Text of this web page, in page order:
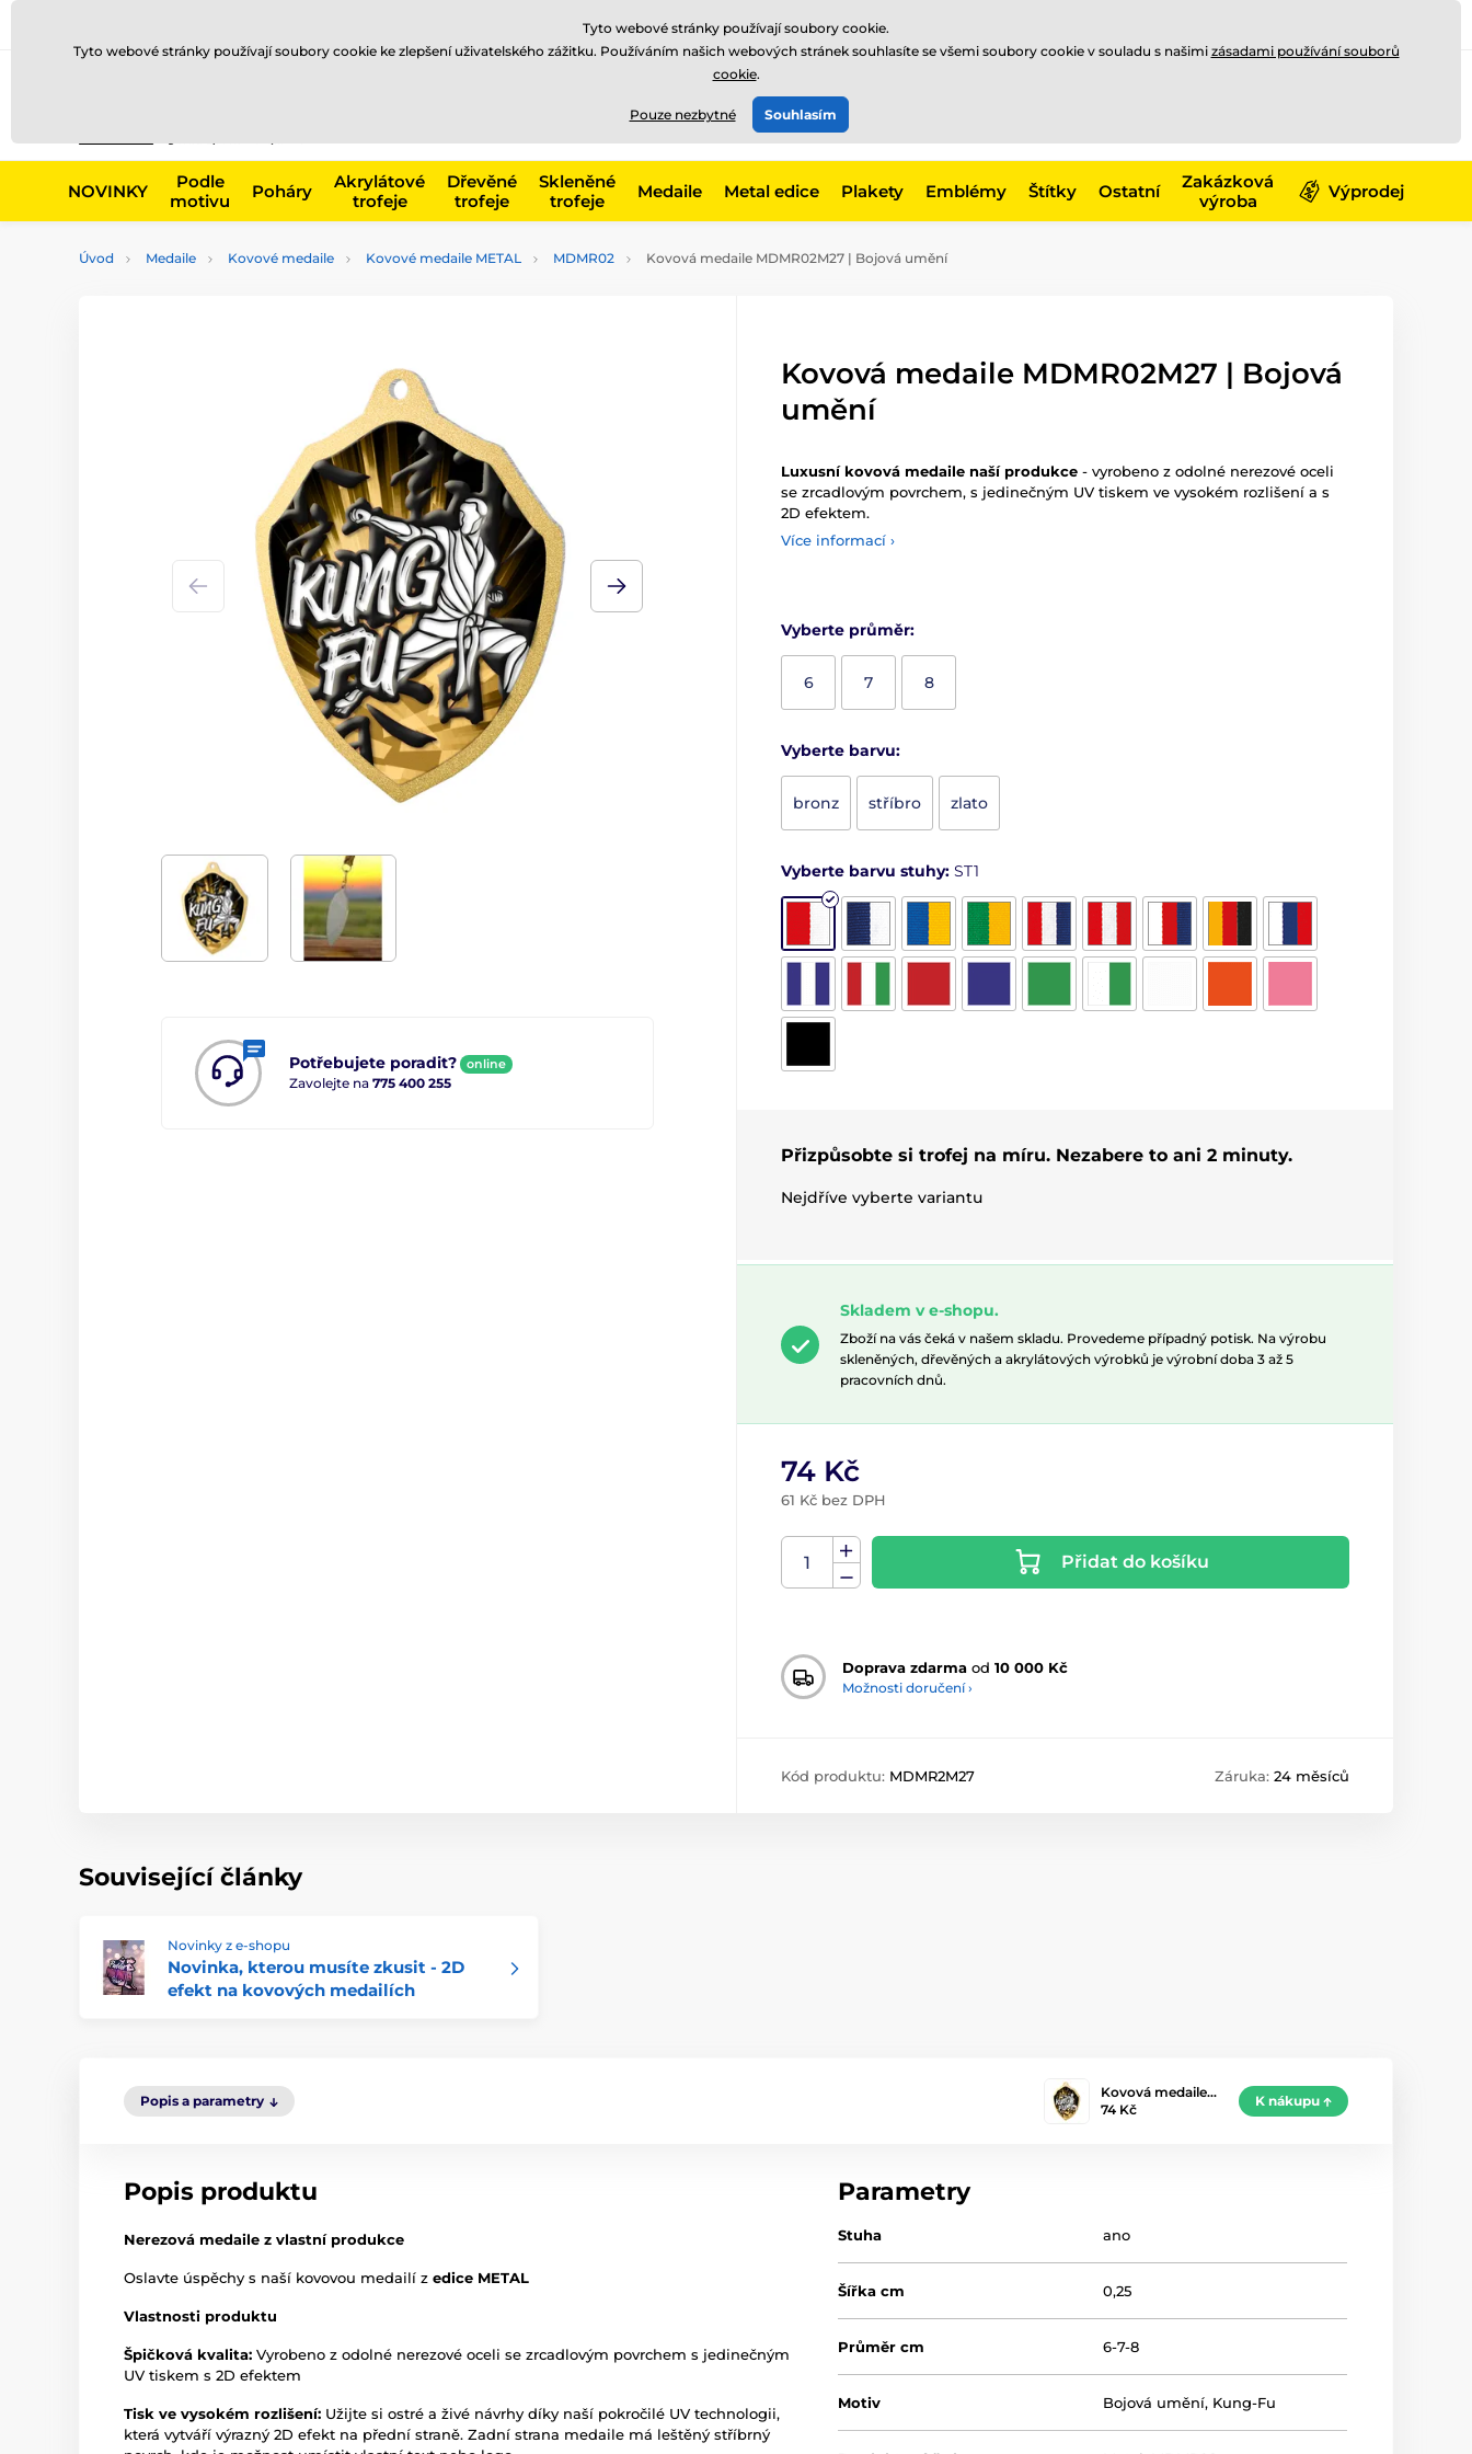
775 400 255
Zavolejte nám
NOVINKY
Podle
motivu
Poháry
Akrylátové
trofeje
Dřevěné
trofeje
Skleněné
trofeje
Medaile Metal edice Plakety Emblémy Štítky Ostatní
Zakázková
výroba
Výprodej
Úvod Medaile Kovové medaile Kovové medaile METAL MDMR02 Kovová medaile MDMR02M27 | Bojová umění
Potřebujete poradit? online
Zavolejte na 775 400 255
Kovová medaile MDMR02M27 | Bojová
umění
Luxusní kovová medaile naší produkce - vyrobeno z odolné nerezové oceli
se zrcadlovým povrchem, s jedinečným UV tiskem ve vysokém rozlišení a s
2D efektem.
Více informací ›
Vyberte průměr:
6 7 8
Vyberte barvu:
bronz stříbro zlato
Vyberte barvu stuhy: ST1
Přizpůsobte si trofej na míru. Nezabere to ani 2 minuty.
Nejdříve vyberte variantu
Skladem v e-shopu.
Zboží na vás čeká v našem skladu. Provedeme případný potisk. Na výrobu
skleněných, dřevěných a akrylátových výrobků je výrobní doba 3 až 5
pracovních dnů.
74 Kč
61 Kč bez DPH
Přidat do košíku
Doprava zdarma od 10 000 Kč
Možnosti doručení ›
Kód produktu: MDMR2M27 Záruka: 24 měsíců
Související články
Novinky z e-shopu
Novinka, kterou musíte zkusit - 2D
efekt na kovových medailích
Popis a parametry
Kovová medaile…
74 Kč
K nákupu
Popis produktu
Nerezová medaile z vlastní produkce
Oslavte úspěchy s naší kovovou medailí z edice METAL
Vlastnosti produktu
Špičková kvalita: Vyrobeno z odolné nerezové oceli se zrcadlovým povrchem s jedinečným
UV tiskem s 2D efektem
Tisk ve vysokém rozlišení: Užijte si ostré a živé návrhy díky naší pokročilé UV technologii,
která vytváří výrazný 2D efekt na přední straně. Zadní strana medaile má leštěný stříbrný
Parametry
Stuha ano
Šířka cm 0,25
Průměr cm 6-7-8
Motiv Bojová umění, Kung-Fu
Tyto webové stránky používají soubory cookie.
Tyto webové stránky používají soubory cookie ke zlepšení uživatelského zážitku. Používáním našich webových stránek souhlasíte se všemi soubory cookie v souladu s našimi zásadami používání souborů
cookie.
Pouze nezbytné Souhlasím